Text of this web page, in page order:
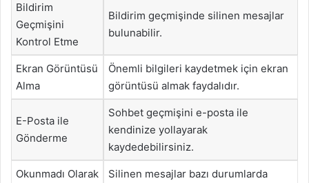
Bildirim
Geçmişini
Kontrol Etme
Bildirim geçmişinde silinen mesajlar
bulunabilir.
Ekran Görüntüsü
Alma
Önemli bilgileri kaydetmek için ekran
görüntüsü almak faydalıdır.
E-Posta ile
Gönderme
Sohbet geçmişini e-posta ile
kendinize yollayarak
kaydedebilirsiniz.
Okunmadı Olarak
Silinen mesajlar bazı durumlarda